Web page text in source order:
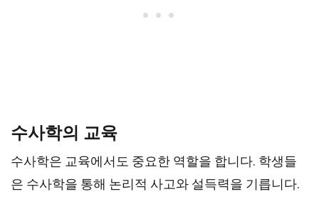
수사학의 교육
수사학은 교육에서도 중요한 역할을 합니다. 학생들
은 수사학을 통해 논리적 사고와 설득력을 기릅니다.